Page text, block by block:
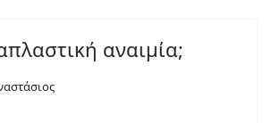
αναιμία;